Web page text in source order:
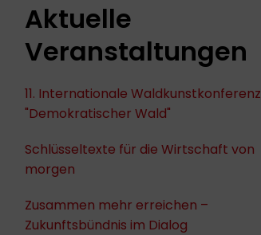
Aktuelle
Veranstaltungen
11. Internationale Waldkunstkonferenz
"Demokratischer Wald"
Schlüsseltexte für die Wirtschaft von
morgen
Zusammen mehr erreichen –
Zukunftsbündnis im Dialog